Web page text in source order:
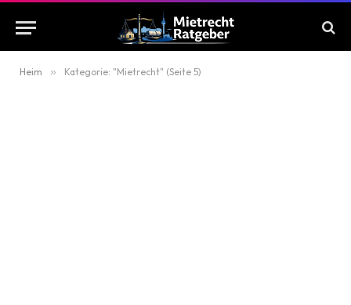
Heim » Kategorie: "Mietrecht" (Seite 5)